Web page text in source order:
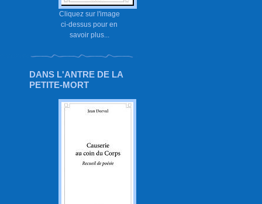
Cliquez sur l'image
ci-dessus pour en
savoir plus...
DANS L'ANTRE DE LA
PETITE-MORT